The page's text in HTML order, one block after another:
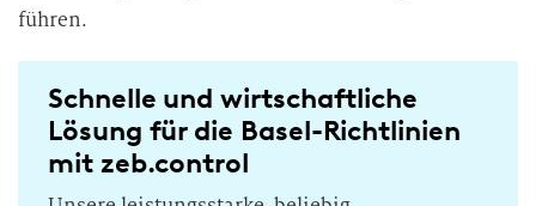
führen.
Schnelle und wirtschaftliche
Lösung für die Basel-Richtlinien
mit zeb.control